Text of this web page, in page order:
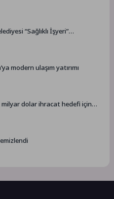
“Sağlıklı İşyeri”
modern ulaşım yatırımı
dolar ihracat hedefi için